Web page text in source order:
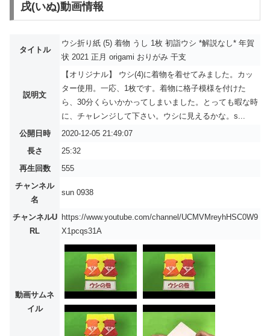
戌(いぬ)動画情報
タイトル
ウシ折り紙 (5) 着物 うし 1枚 初詣ウシ *解説なし* 年賀
状 2021 正月 origami おりがみ 干支
説明文
【オリジナル】 ウシ(4)に着物を着せてみました。カッ
ター使用。一応、1枚です。着物に格子模様を付けた
ら、30分くらいかかってしまいました。とっても暇な時
に、チャレンジして下さい。ウシに見えるかな。s...
公開日時
2020-12-05 21:49:07
長さ
25:32
再生回数
555
チャンネル
名
sun 0938
チャンネルU
RL
https://www.youtube.com/channel/UCMVMreyhHSC0W9
X1pcqs31A
動画サムネ
イル